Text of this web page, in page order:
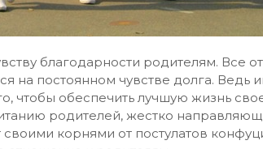
благодарности родителям. Все
на постоянном чувстве долга.
чтобы обеспечить лучшую жизнь
родителей, жестко
корнями от постулатов